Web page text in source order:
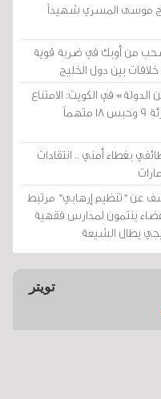
موسى المسري شهيداً
من أوبك في ضربة قوية
بين دول الخليج
في الكويت: الامتناع
عن معاقبة 109 مدونين وتبرئة 9 وحبس 18 متهماً
بغطاء أمني .. انتقادات
عن "تنظيم إرهابي" مرتبط
ينتمون لمدارس فقهية
يطال الشيعة
تويتر